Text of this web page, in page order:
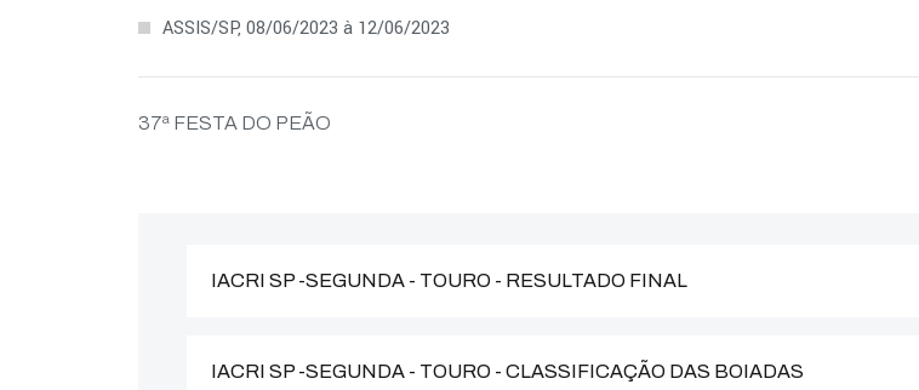
ASSIS/SP, 08/06/2023 à 12/06/2023
37ª FESTA DO PEÃO
IACRI SP -SEGUNDA - TOURO - RESULTADO FINAL
IACRI SP -SEGUNDA - TOURO - CLASSIFICAÇÃO DAS BOIADAS